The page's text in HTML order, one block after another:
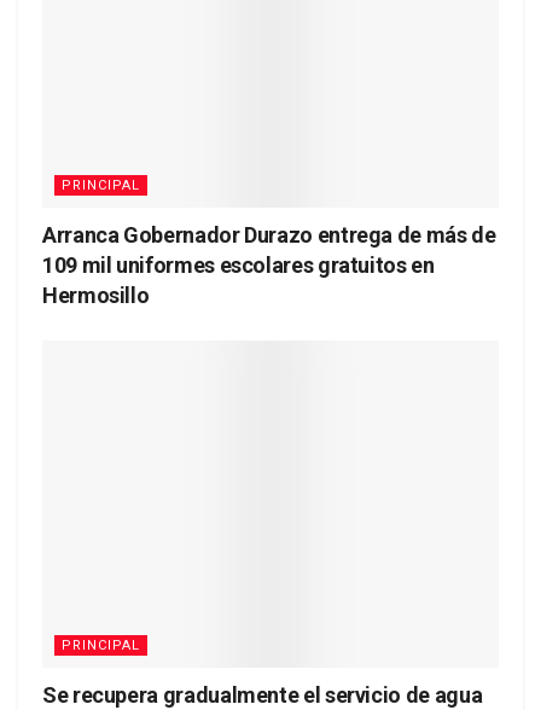
PRINCIPAL
Arranca Gobernador Durazo entrega de más de
109 mil uniformes escolares gratuitos en
Hermosillo
PRINCIPAL
Se recupera gradualmente el servicio de agua